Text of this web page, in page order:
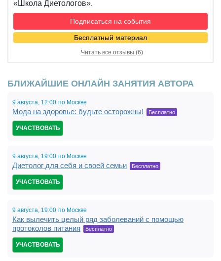
«Школа Диетологов».
Подписаться на события
Бесплатный материал
Читать все отзывы (6)
БЛИЖАЙШИЕ ОНЛАЙН ЗАНЯТИЯ АВТОРА
9 августа, 12:00 по Москве
Мода на здоровье: будьте осторожны! Бесплатно
УЧАСТВОВАТЬ
9 августа, 19:00 по Москве
Диетолог для себя и своей семьи Бесплатно
УЧАСТВОВАТЬ
9 августа, 19:00 по Москве
Как вылечить целый ряд заболеваний с помощью
протоколов питания
Бесплатно
УЧАСТВОВАТЬ